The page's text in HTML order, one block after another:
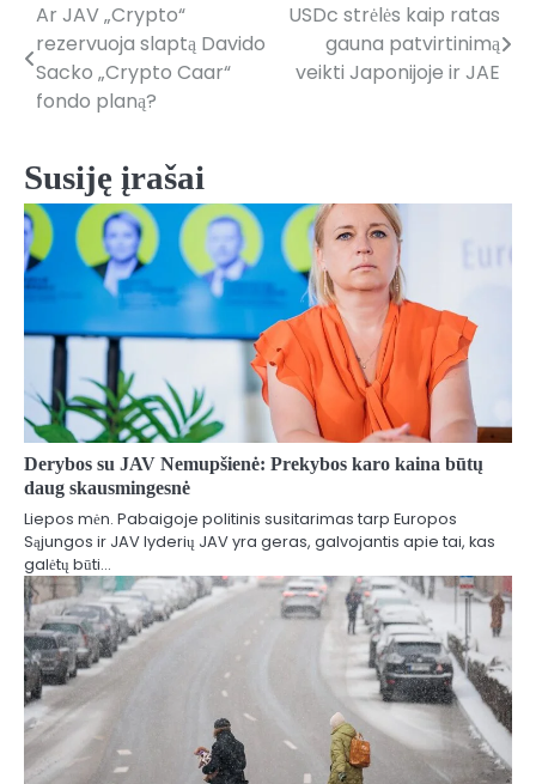
Navigacija
tarp
įrašų
Ar JAV „Crypto“
rezervuoja slaptą Davido
Sacko „Crypto Caar“
fondo planą?
USDc strėlės kaip ratas
gauna patvirtinimą
veikti Japonijoje ir JAE
Susiję įrašai
Derybos su JAV Nemupšienė: Prekybos karo kaina būtų
daug skausmingesnė
Liepos mėn. Pabaigoje politinis susitarimas tarp Europos
Sąjungos ir JAV lyderių JAV yra geras, galvojantis apie tai, kas
galėtų būti…